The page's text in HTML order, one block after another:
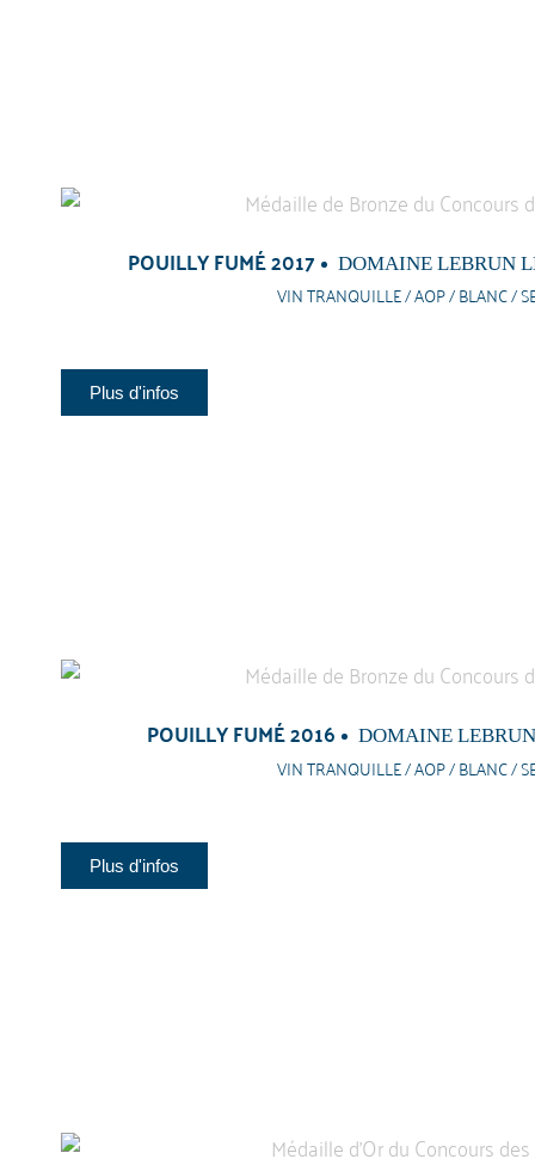
POUILLY FUMÉ 2017 DOMAINE LEBRUN
VIN TRANQUILLE / AOP / BLANC /
Plus d'infos
POUILLY FUMÉ 2016 DOMAINE
VIN TRANQUILLE / AOP / BLANC /
Plus d'infos